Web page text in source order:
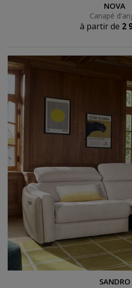
NOVA
Canapé
à partir de 2
Canapé 3 places relaxationSANDRO